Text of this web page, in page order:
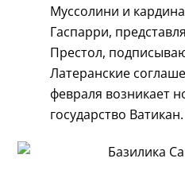
Муссолини и
Гаспарри,
Престол,
Латеранские
февраля возникает
государство Ватикан.